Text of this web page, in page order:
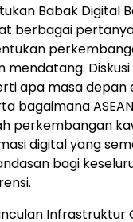
Babak Digital
berbagai
mendatang.
apa masa depan
bagaimana ASEAN
perkembangan
digital yang
bagi
Infrastruktur